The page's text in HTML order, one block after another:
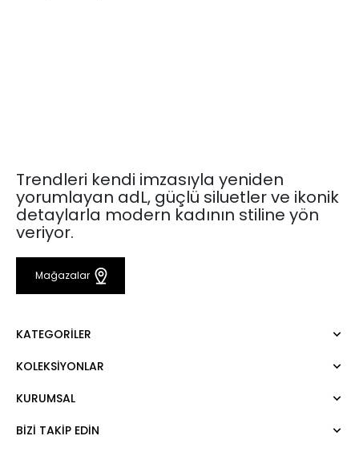
Trendleri kendi imzasıyla yeniden
yorumlayan adL, güçlü siluetler ve ikonik
detaylarla modern kadının stiline yön
veriyor.
Mağazalar
KATEGORILER
Elbise
Pantolon
KOLEKSIYONLAR
Mert Aslan
Night Zoom
KURUMSAL
Hakkımızda
BIZI TAKIP EDIN